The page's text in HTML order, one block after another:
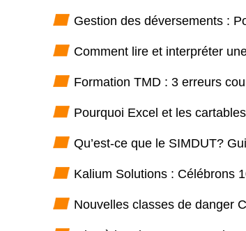
Gestion des déversements :
Comment lire et interpréter
Formation TMD : 3 erreurs
Pourquoi Excel et les
Qu’est-ce que le SIMDUT?
Kalium Solutions : Célébrons
Nouvelles classes de danger